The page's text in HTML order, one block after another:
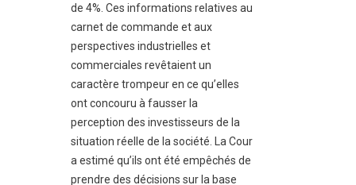
de 4%. Ces informations relatives au
carnet de commande et aux
perspectives industrielles et
commerciales revêtaient un
caractère trompeur en ce qu’elles
ont concouru à fausser la
perception des investisseurs de la
situation réelle de la société. La Cour
a estimé qu’ils ont été empêchés de
prendre des décisions sur la base